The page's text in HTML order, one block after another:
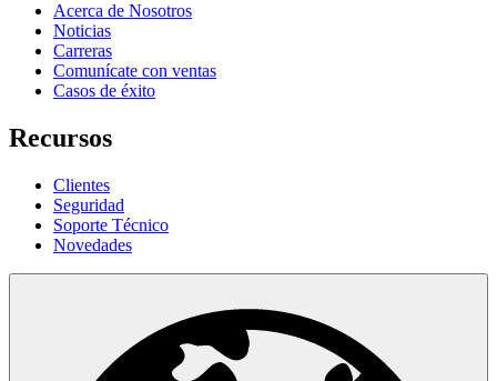
Acerca de Nosotros
Noticias
Carreras
Comunícate con ventas
Casos de éxito
Recursos
Clientes
Seguridad
Soporte Técnico
Novedades